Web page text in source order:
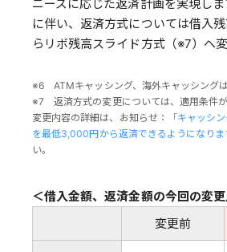
ニーズに応じた返済計画を実現し
に伴い、返済方式については借入
らリボ残高スライド方式（※7）へ変
※6 ATMキャッシング、海外キャッシングは
※7 返済方式の変更については、適用条件
変更内容の詳細は、お知らせ：
「キャッシ
を最低3,000円から返済できるようになりま
い。
＜借入金額、返済金額の今回の変
変更前